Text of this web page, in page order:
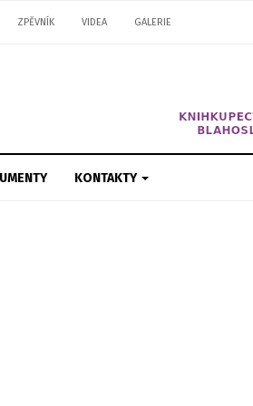
ZPĚVNÍK VIDEA GALERIE
KONTAKTY